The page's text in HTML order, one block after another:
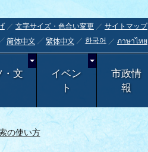
文字サイズ・色合い変更
サイトマップ
简体中文 繁体中文 한국어 ภาษาไทย
・文
イベン
ト
市政情
報
の使い方